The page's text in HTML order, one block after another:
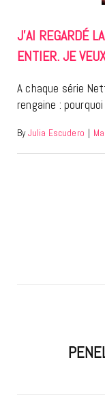
J’AI REGARDÉ
ENTIER. JE
A chaque série
rengaine :
By Julia Escudero |